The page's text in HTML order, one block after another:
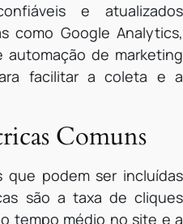
e atualizados
como Google Analytics,
automação de marketing
facilitar a coleta e a
Comuns
que podem ser incluídas
são a taxa de cliques
tempo médio no site e a